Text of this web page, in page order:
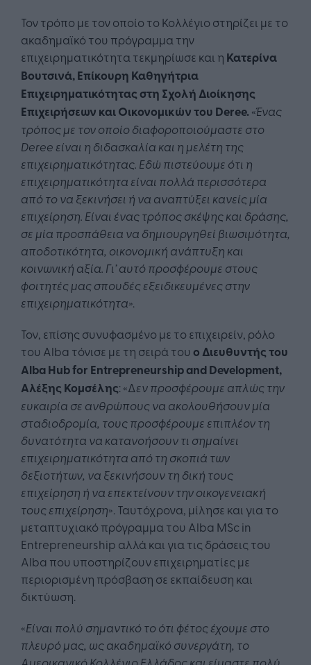
Τον τρόπο με τον οποίο το Κολλέγιο στηρίζει με το
ακαδημαϊκό του πρόγραμμα την
επιχειρηματικότητα τεκμηρίωσε και η Κατερίνα
Βουτσινά, Επίκουρη Καθηγήτρια
Επιχειρηματικότητας στη Σχολή Διοίκησης
Επιχειρήσεων και Οικονομικών του Deree.«Ένας
τρόπος με τον οποίο διαφοροποιούμαστε στο
Deree είναι η διδασκαλία και η μελέτη της
επιχειρηματικότητας. Εδώ πιστεύουμε ότι η
επιχειρηματικότητα είναι πολλά περισσότερα
από το να ξεκινήσει ή να αναπτύξει κανείς μία
επιχείρηση. Είναι ένας τρόπος σκέψης και δράσης,
σε μία προσπάθεια να δημιουργηθεί βιωσιμότητα,
αποδοτικότητα, οικονομική ανάπτυξη και
κοινωνική αξία. Γι’ αυτό προσφέρουμε στους
φοιτητές μας σπουδές εξειδικευμένες στην
επιχειρηματικότητα».
Τον, επίσης συνυφασμένο με το επιχειρείν, ρόλο
του Alba τόνισε με τη σειρά του ο Διευθυντής του
AlbaHubfor EntrepreneurshipandDevelopment,
Aλέξης Κομσέλης: «Δεν προσφέρουμε απλώς την
ευκαιρία σε ανθρώπους να ακολουθήσουν μία
σταδιοδρομία, τους προσφέρουμε επιπλέον τη
δυνατότητα να κατανοήσουν τι σημαίνει
επιχειρηματικότητα από τη σκοπιά των
δεξιοτήτων, να ξεκινήσουν τη δική τους
επιχείρηση ή να επεκτείνουν την οικογενειακή
τους επιχείρηση». Ταυτόχρονα, μίλησε και για το
μεταπτυχιακό πρόγραμμα του Alba MSc in
Entrepreneurship αλλά και για τις δράσεις του
Alba που υποστηρίζουν επιχειρηματίες με
περιορισμένη πρόσβαση σε εκπαίδευση και
δικτύωση.
«Eίναι πολύ σημαντικό το ότι φέτος έχουμε στο
πλευρό μας, ως ακαδημαϊκό συνεργάτη, το